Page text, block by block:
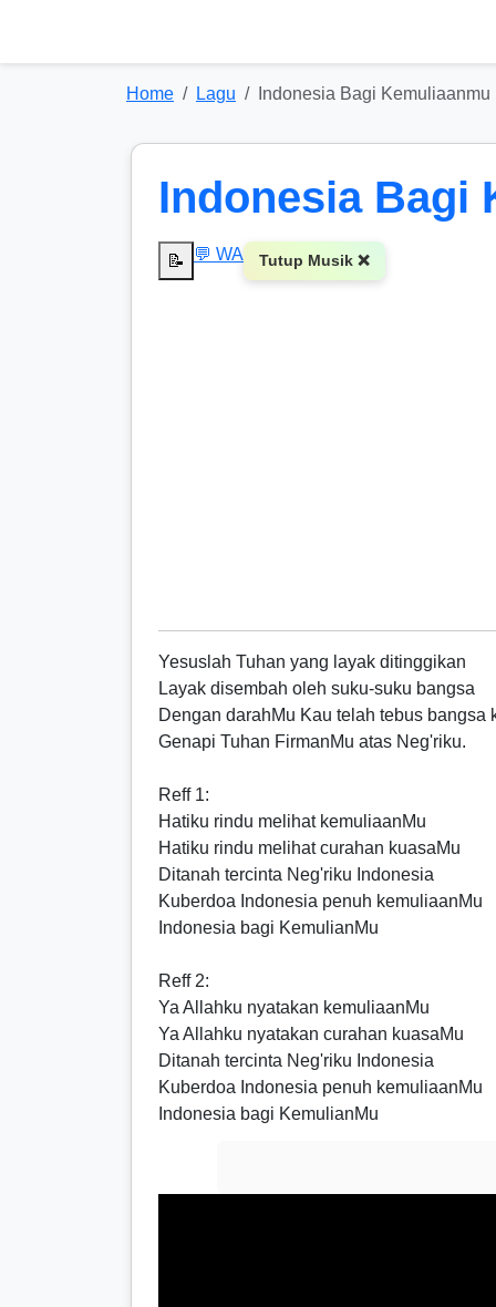
Home Lagu Indonesia Bagi Kemuliaanmu
Indonesia Bagi
📝 💬 WA Tutup Musik ❌
Yesuslah Tuhan yang layak ditinggikan
Layak disembah oleh suku-suku bangsa
Dengan darahMu Kau telah tebus bangsa
Genapi Tuhan FirmanMu atas Neg'riku.
Reff1:
Hatiku rindu melihat kemuliaanMu
Hatiku rindu melihat curahan kuasaMu
Ditanah tercinta Neg'riku Indonesia
Kuberdoa Indonesia penuh kemuliaanMu
Indonesia bagi KemulianMu
Reff2:
Ya Allahku nyatakan kemuliaanMu
Ya Allahku nyatakan curahan kuasaMu
Ditanah tercinta Neg'riku Indonesia
Kuberdoa Indonesia penuh kemuliaanMu
Indonesia bagi KemulianMu